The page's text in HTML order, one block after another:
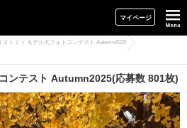
マイページ
ヌトミィ モデル犬フォトコンテスト Autumn2025
ンテスト Autumn2025(応募数 801枚)